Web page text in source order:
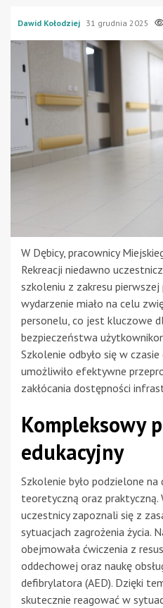
Dawid Kołodziej 31 grudnia 2025
W Dębicy, pracownicy
Rekreacji niedawno
szkoleniu z zakresu pierwszej
wydarzenie miało na celu
personelu, co jest kluczowe
bezpieczeństwa
Szkolenie odbyło się w
umożliwiło efektywne
zakłócania dostępności
Kompleksowy
edukacyjny
Szkolenie było podzielone
teoretyczną oraz praktyczną.
uczestnicy zapoznali się z
sytuacjach zagrożenia życia.
obejmowała ćwiczenia z
oddechowej oraz naukę
defibrylatora (AED). Dzięki
skutecznie reagować w